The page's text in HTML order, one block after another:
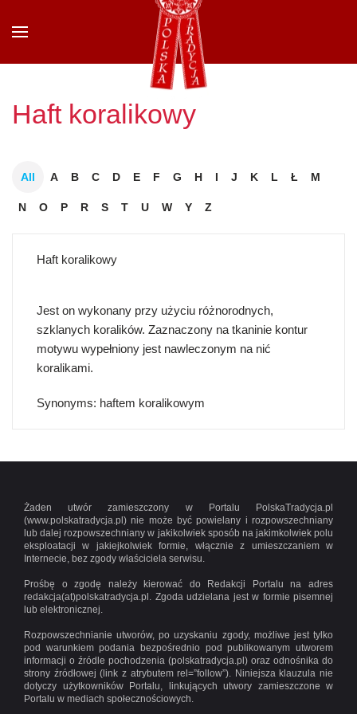
Przejdź do głównej treści
Haft koralikowy
All A B C D E F G H I J K L Ł M
N O P R S T U W Y Z
Haft koralikowy
Jest on wykonany przy użyciu różnorodnych,
szklanych koralików. Zaznaczony na tkaninie kontur
motywu wypełniony jest nawleczonym na nić
koralikami.
Synonyms: haftem koralikowym
Żaden utwór zamieszczony w Portalu PolskaTradycja.pl
(www.polskatradycja.pl) nie może być powielany i rozpowszechniany
lub dalej rozpowszechniany w jakikolwiek sposób na jakimkolwiek polu
eksploatacji w jakiejkolwiek formie, włącznie z umieszczaniem w
Internecie, bez zgody właściciela serwisu.
Prośbę o zgodę należy kierować do Redakcji Portalu na adres
redakcja(at)polskatradycja.pl. Zgoda udzielana jest w formie pisemnej
lub elektronicznej.
Rozpowszechnianie utworów, po uzyskaniu zgody, możliwe jest tylko
pod warunkiem podania bezpośrednio pod publikowanym utworem
informacji o źródle pochodzenia (polskatradycja.pl) oraz odnośnika do
strony źródłowej (link z atrybutem rel=”follow”). Niniejsza klauzula nie
dotyczy użytkowników Portalu, linkujących utwory zamieszczone w
Portalu w mediach społecznościowych.